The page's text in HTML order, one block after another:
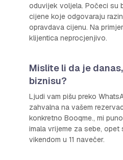
oduvijek voljela. Počeci su
cijene koje odgovaraju
opravdava cijenu. Na
klijentica neprocjenjivo.
Mislite li da je
biznisu?
Ljudi vam pišu preko
zahvalna na vašem
konkretno Booqme., mi
imala vrijeme za sebe, opet
vikendom u 11 navečer.